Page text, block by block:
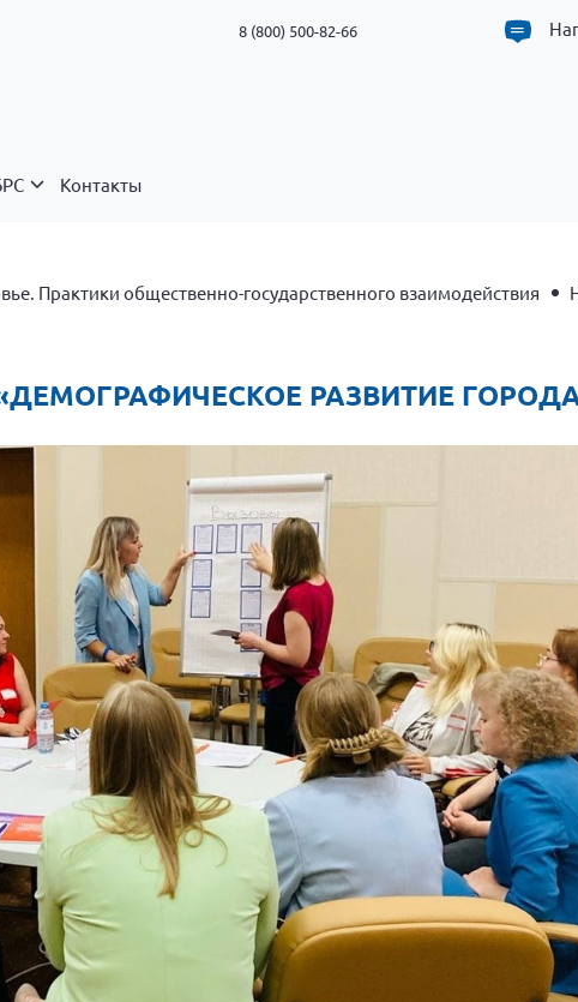
8 (800) 500-82-66
Контакты
Практики общественно-государственного взаимодействия
«ДЕМОГРАФИЧЕСКОЕ РАЗВИТИЕ